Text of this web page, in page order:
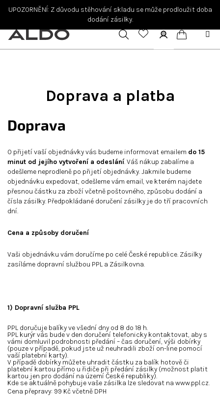
UPOZORNĚNÍ: Z důvodu stěhování skladu se může prodloužit doba
dodání zásilky.
Hledat Přihlášení
Nákupní
Doprava a platba
Doprava
O přijetí vaší objednávky vás budeme informovat emailem do 15
minut od jejího vytvoření a odeslání. Váš nákup zabalíme a
odešleme neprodleně po přijetí objednávky. Jakmile budeme
objednávku expedovat, odešleme vám email, ve kterém najdete
přesnou částku za zboží včetně poštovného, způsobu dodání a
čísla zásilky. Předpokládané doručení zásilky je do tří pracovních
dní.
Cena a způsoby doručení
Vaši objednávku vám doručíme po celé České republice. Zásilky
zasíláme dopravní službou PPL a Zásilkovna.
1) Dopravní služba PPL
PPL doručuje balíky ve všední dny od 8 do 18 h.
PPL kurýr vás bude v den doručení telefonicky kontaktovat, aby s
vámi domluvil podrobnosti předání – čas doručení, výši dobírky
(pouze v případě, pokud jste už neuhradili zboží on-line pomocí
vaší platební karty).
V případě dobírky můžete uhradit částku za balík hotově či
platební kartou přímo u řidiče při předání zásilky (možnost platit
kartou jen pro dodání na území České republiky).
Kde se aktuálně pohybuje vaše zásilka lze sledovat na www.ppl.cz.
Cena přepravy: 99 Kč včetně DPH